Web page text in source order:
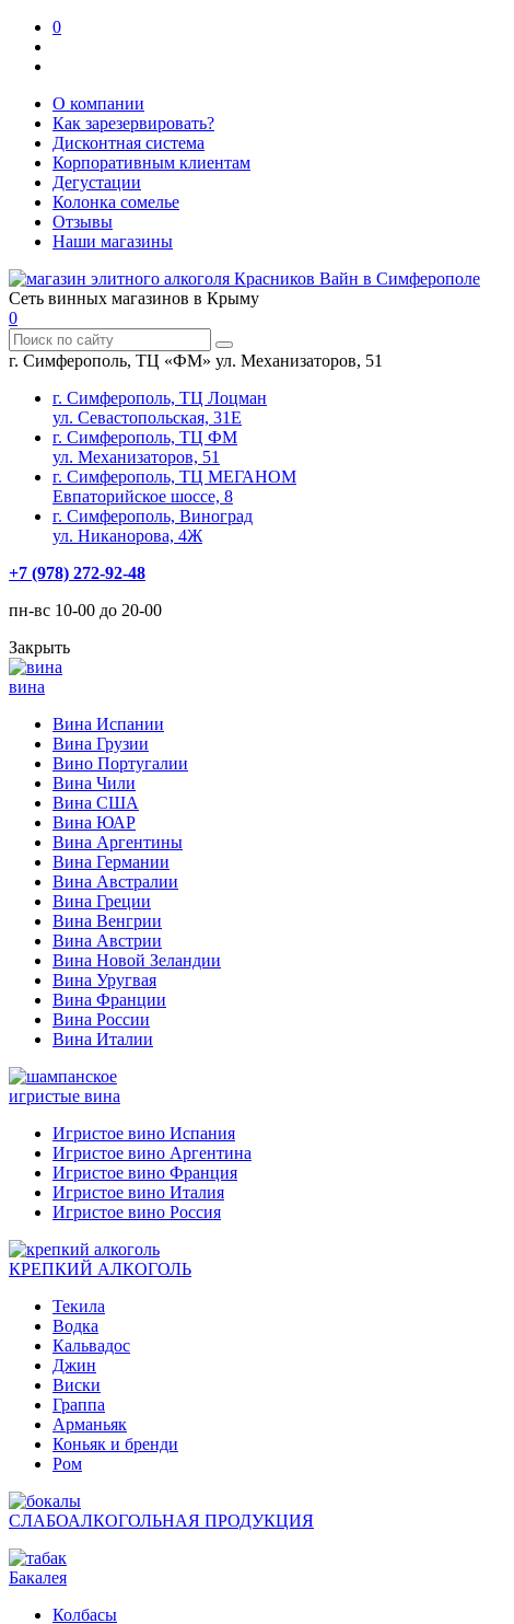
0
О компании
Как зарезервировать?
Дисконтная система
Корпоративным клиентам
Дегустации
Колонка сомелье
Отзывы
Наши магазины
Сеть винных магазинов в Крыму
0
г. Симферополь, ТЦ «ФМ» ул. Механизаторов, 51
г. Симферополь, ТЦ Лоцман
ул. Севастопольская, 31Е
г. Симферополь, ТЦ ФМ
ул. Механизаторов, 51
г. Симферополь, ТЦ МЕГАНОМ
Евпаторийское шоссе, 8
г. Симферополь, Виноград
ул. Никанорова, 4Ж
+7 (978) 272-92-48
пн-вс 10-00 до 20-00
Закрыть
вина
Вина Испании
Вина Грузии
Вино Португалии
Вина Чили
Вина США
Вина ЮАР
Вина Аргентины
Вина Германии
Вина Австралии
Вина Греции
Вина Венгрии
Вина Австрии
Вина Новой Зеландии
Вина Уругвая
Вина Франции
Вина России
Вина Италии
игристые вина
Игристое вино Испания
Игристое вино Аргентина
Игристое вино Франция
Игристое вино Италия
Игристое вино Россия
КРЕПКИЙ АЛКОГОЛЬ
Текила
Водка
Кальвадос
Джин
Виски
Граппа
Арманьяк
Коньяк и бренди
Ром
СЛАБОАЛКОГОЛЬНАЯ ПРОДУКЦИЯ
Бакалея
Колбасы